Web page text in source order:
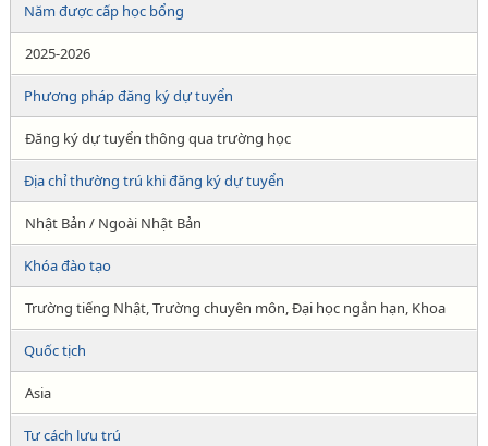
Năm được cấp học bổng
2025-2026
Phương pháp đăng ký dự tuyển
Đăng ký dự tuyển thông qua trường học
Địa chỉ thường trú khi đăng ký dự tuyển
Nhật Bản / Ngoài Nhật Bản
Khóa đào tạo
Trường tiếng Nhật, Trường chuyên môn, Đại học ngắn hạn, Khoa
Quốc tịch
Asia
Tư cách lưu trú